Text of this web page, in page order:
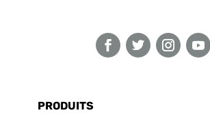
PRODUITS